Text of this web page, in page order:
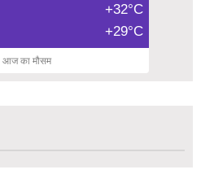
+32°C
+29°C
आज का मौसम